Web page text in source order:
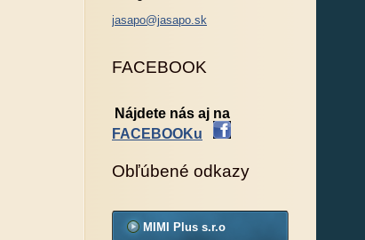
jasapo@jasapo.sk
FACEBOOK
Nájdete nás aj na
FACEBOOKu
Obľúbené odkazy
MIMI Plus s.r.o